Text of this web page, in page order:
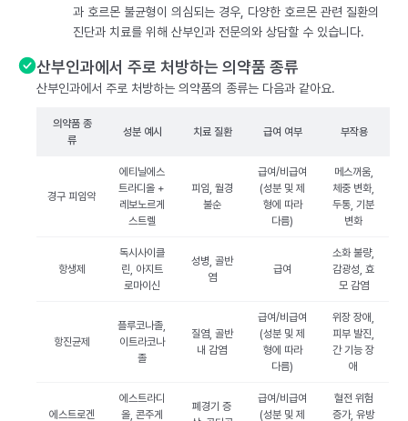
과 호르몬 불균형이 의심되는 경우, 다양한 호르몬 관련 질환의
진단과 치료를 위해 산부인과 전문의와 상담할 수 있습니다.
산부인과에서 주로 처방하는 의약품 종류
산부인과에서 주로 처방하는 의약품의 종류는 다음과 같아요.
의약품 종
류
성분 예시 치료 질환 급여 여부 부작용
경구 피임약
에티닐에스
트라디올 +
레보노르게
스트렐
피임, 월경
불순
급여/비급여
(성분 및 제
형에 따라
다름)
메스꺼움,
체중 변화,
두통, 기분
변화
항생제
독시사이클
린, 아지트
로마이신
성병, 골반
염
급여
소화 불량,
감광성, 효
모 감염
항진균제
플루코나졸,
이트라코나
졸
질염, 골반
내 감염
급여/비급여
(성분 및 제
형에 따라
다름)
위장 장애,
피부 발진,
간 기능 장
애
에스트로겐
에스트라디
올, 콘주게
폐경기 증
급여/비급여
(성분 및 제
혈전 위험
증가, 유방